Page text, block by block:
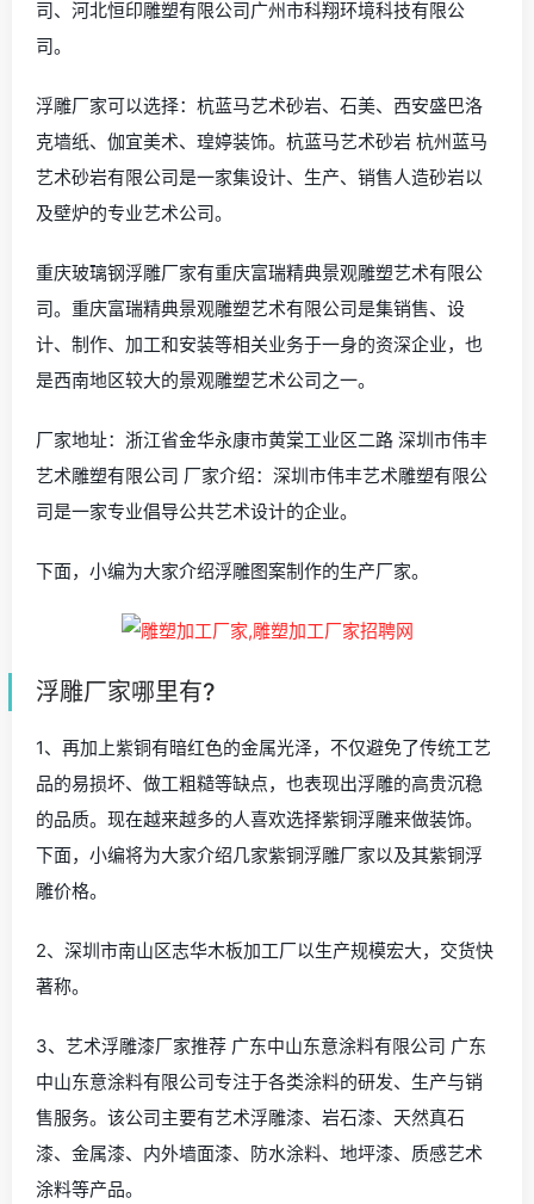
司、河北恒印雕塑有限公司广州市科翔环境科技有限公
司。
浮雕厂家可以选择：杭蓝马艺术砂岩、石美、西安盛巴洛
克墙纸、伽宜美术、瑝婷装饰。杭蓝马艺术砂岩 杭州蓝马
艺术砂岩有限公司是一家集设计、生产、销售人造砂岩以
及壁炉的专业艺术公司。
重庆玻璃钢浮雕厂家有重庆富瑞精典景观雕塑艺术有限公
司。重庆富瑞精典景观雕塑艺术有限公司是集销售、设
计、制作、加工和安装等相关业务于一身的资深企业，也
是西南地区较大的景观雕塑艺术公司之一。
厂家地址：浙江省金华永康市黄棠工业区二路 深圳市伟丰
艺术雕塑有限公司 厂家介绍：深圳市伟丰艺术雕塑有限公
司是一家专业倡导公共艺术设计的企业。
下面，小编为大家介绍浮雕图案制作的生产厂家。
浮雕厂家哪里有?
1、再加上紫铜有暗红色的金属光泽，不仅避免了传统工艺
品的易损坏、做工粗糙等缺点，也表现出浮雕的高贵沉稳
的品质。现在越来越多的人喜欢选择紫铜浮雕来做装饰。
下面，小编将为大家介绍几家紫铜浮雕厂家以及其紫铜浮
雕价格。
2、深圳市南山区志华木板加工厂以生产规模宏大，交货快
著称。
3、艺术浮雕漆厂家推荐 广东中山东意涂料有限公司 广东
中山东意涂料有限公司专注于各类涂料的研发、生产与销
售服务。该公司主要有艺术浮雕漆、岩石漆、天然真石
漆、金属漆、内外墙面漆、防水涂料、地坪漆、质感艺术
涂料等产品。